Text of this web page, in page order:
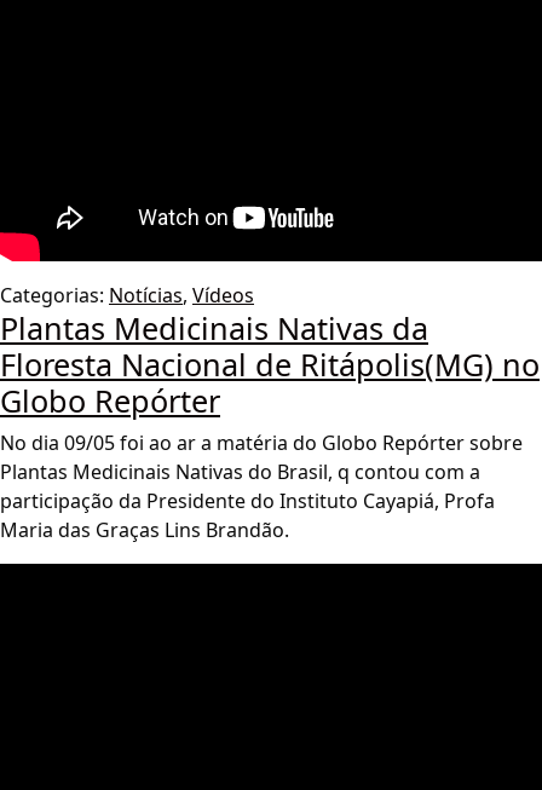
Categorias: Notícias, Vídeos
Plantas Medicinais Nativas da
Floresta Nacional de Ritápolis(MG) no
Globo Repórter
No dia 09/05 foi ao ar a matéria do Globo Repórter sobre
Plantas Medicinais Nativas do Brasil, q contou com a
participação da Presidente do Instituto Cayapiá, Profa
Maria das Graças Lins Brandão.